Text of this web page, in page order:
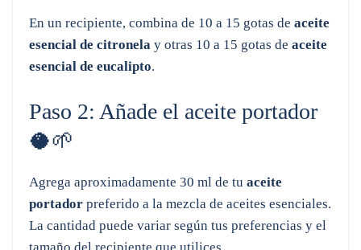
En un recipiente, combina de 10 a 15 gotas de aceite
esencial de citronela y otras 10 a 15 gotas de aceite
esencial de eucalipto.
Paso 2: Añade el aceite portador
🥥🌱
Agrega aproximadamente 30 ml de tu aceite
portador preferido a la mezcla de aceites esenciales.
La cantidad puede variar según tus preferencias y el